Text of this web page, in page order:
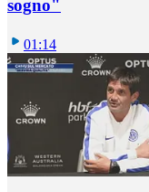
sogno"
01:14